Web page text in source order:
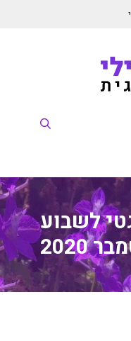
לשבוע